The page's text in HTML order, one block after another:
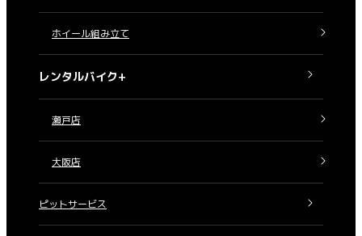
ホイール組み立て
レンタルバイク+
瀬戸店
大阪店
ピットサービス